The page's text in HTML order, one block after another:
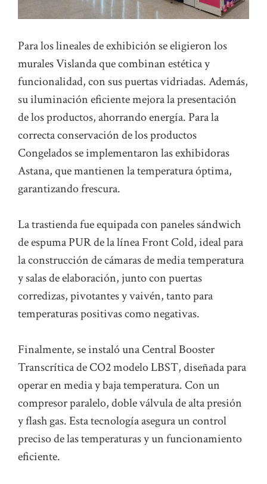
Para los lineales de exhibición se eligieron los
murales Vislanda que combinan estética y
funcionalidad, con sus puertas vidriadas. Además,
su iluminación eficiente mejora la presentación
de los productos, ahorrando energía. Para la
correcta conservación de los productos
Congelados se implementaron las exhibidoras
Astana, que mantienen la temperatura óptima,
garantizando frescura.
La trastienda fue equipada con paneles sándwich
de espuma PUR de la línea Front Cold, ideal para
la construcción de cámaras de media temperatura
y salas de elaboración, junto con puertas
corredizas, pivotantes y vaivén, tanto para
temperaturas positivas como negativas.
Finalmente, se instaló una Central Booster
Transcrítica de CO2 modelo LBST, diseñada para
operar en media y baja temperatura. Con un
compresor paralelo, doble válvula de alta presión
y flash gas. Esta tecnología asegura un control
preciso de las temperaturas y un funcionamiento
eficiente.